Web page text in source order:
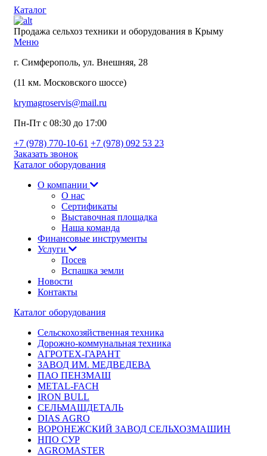
Каталог
Продажа сельхоз техники и оборудования в Крыму
Меню
г. Симферополь, ул. Внешняя, 28
(11 км. Московского шоссе)
krymagroservis@mail.ru
Пн-Пт с 08:30 до 17:00
+7 (978) 770-10-61 +7 (978) 092 53 23
Заказать звонок
Каталог оборудования
О компании
О нас
Сертификаты
Выставочная площадка
Наша команда
Финансовые инструменты
Услуги
Посев
Вспашка земли
Новости
Контакты
Каталог оборудования
Сельскохозяйственная техника
Дорожно-коммунальная техника
АГРОТЕХ-ГАРАНТ
ЗАВОД ИМ. МЕДВЕДЕВА
ПАО ПЕНЗМАШ
METAL-FACH
IRON BULL
СЕЛЬМАШДЕТАЛЬ
DIAS AGRO
ВОРОНЕЖСКИЙ ЗАВОД СЕЛЬХОЗМАШИН
НПО СУР
AGROMASTER